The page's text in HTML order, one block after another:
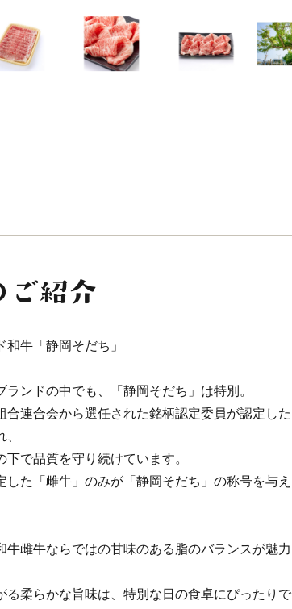
牛「静岡そだち」
ンドの中でも、「静岡そだち」は特別。
合連合会から選任された銘柄認定委員が認定した
で品質を守り続けています。
した「雌牛」のみが「静岡そだち」の称号を与え
牛雌牛ならではの甘味のある脂のバランスが魅力
る柔らかな旨味は、特別な日の食卓にぴったりで